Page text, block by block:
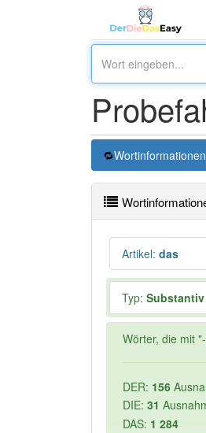
Wortinformationen
Artikel: das
Typ: Substantiv
Wörter, die mit "-
DER: 156
DIE: 31
DAS: 1 284